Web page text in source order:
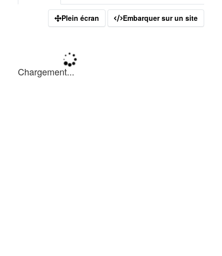
Plein écran Embarquer sur un site